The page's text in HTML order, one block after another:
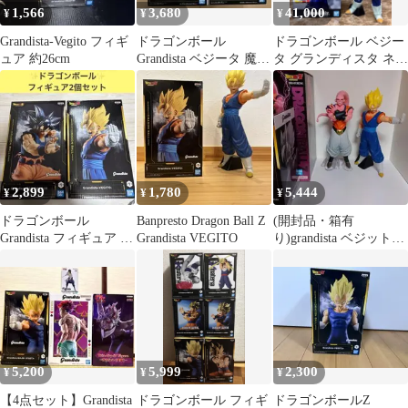
¥ 1,566
Grandista-Vegito フィギ
ュア 約26cm
¥3,680
ドラゴンボール
Grandista ベジータ 魔人
ベジータ 2 ④
¥41,000
ドラゴンボール ベジー
タ グランディスタ ネロ
Grandista Nero
¥2,899
ドラゴンボール
Grandista フィギュア 2
¥ 1,780
Banpresto Dragon Ball Z
Grandista VEGITO
¥5,444
(開封品・箱有
り)grandista ベジット、
悟飯吸収)
¥5,200
【4点セット】Grandista
¥5,999
ドラゴンボール フィギ
¥2,300
ドラゴンボールZ